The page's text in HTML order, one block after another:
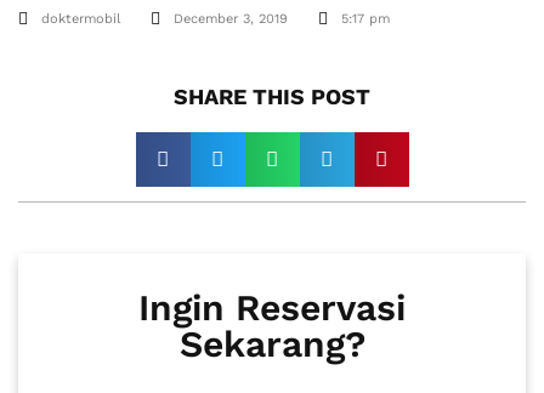
doktermobil December 3, 2019 5:17 pm
SHARE THIS POST​
Ingin Reservasi
Sekarang?